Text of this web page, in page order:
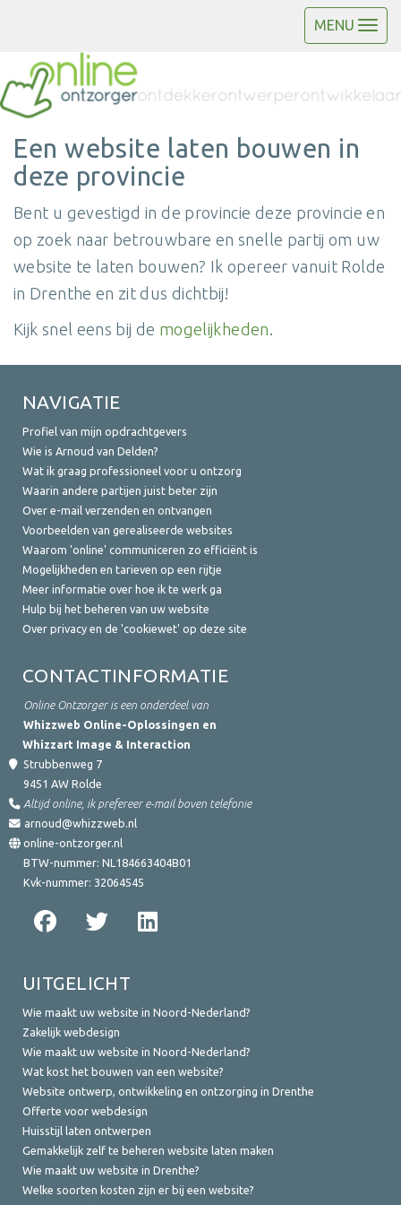
MENU
Een website laten bouwen in
deze provincie
Bent u gevestigd in de provincie deze provincie en
op zoek naar betrouwbare en snelle partij om uw
website te laten bouwen? Ik opereer vanuit Rolde
in Drenthe en zit dus dichtbij!
Kijk snel eens bij de mogelijkheden
NAVIGATIE
Profiel van mijn opdrachtgevers
Wie is Arnoud van Delden?
Wat ik graag professioneel voor u ontzorg
Waarin andere partijen juist beter zijn
Over e-mail verzenden en ontvangen
Voorbeelden van gerealiseerde websites
Waarom 'online' communiceren zo efficiënt is
Mogelijkheden en tarieven op een rijtje
Meer informatie over hoe ik te werk ga
Hulp bij het beheren van uw website
Over privacy en de 'cookiewet' op deze site
CONTACTINFORMATIE
Online Ontzorger is een onderdeel van
Whizzweb Online-Oplossingen en
Whizzart Image & Interaction
Strubbenweg 7
9451 AW Rolde
Altijd online, ik prefereer e-mail boven telefonie
arnoud@whizzweb.nl
online-ontzorger.nl
BTW-nummer: NL184663404B01
Kvk-nummer: 32064545
UITGELICHT
Wie maakt uw website in Noord-Nederland?
Zakelijk webdesign
Wie maakt uw website in Noord-Nederland?
Wat kost het bouwen van een website?
Website ontwerp, ontwikkeling en ontzorging in Drenthe
Offerte voor webdesign
Huisstijl laten ontwerpen
Gemakkelijk zelf te beheren website laten maken
Wie maakt uw website in Drenthe?
Welke soorten kosten zijn er bij een website?